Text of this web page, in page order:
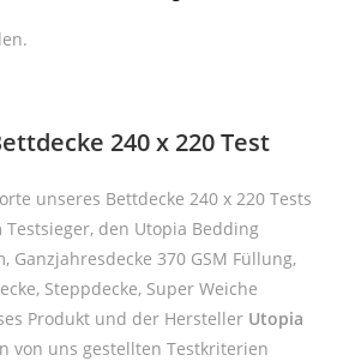
240 x 220 Test
unseres Bettdecke 240 x 220 Tests
den Utopia Bedding
Ganzjahresdecke 370 GSM Füllung,
Steppdecke, Super Weiche
Produkt und der Hersteller Utopia
von uns gestellten Testkriterien